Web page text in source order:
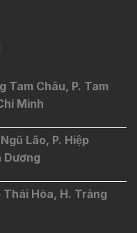
Tam Châu, P. Tam
Minh
Lão, P. Hiệp
Dương
Hòa, H. Trảng